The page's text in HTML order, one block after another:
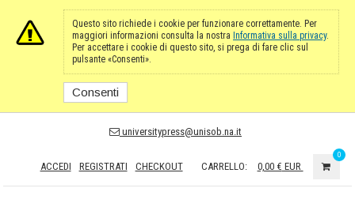
Questo sito richiede i cookie per funzionare correttamente. Per
maggiori informazioni consulta la nostra Informativa sulla privacy.
Per accettare i cookie di questo sito, si prega di fare clic sul
pulsante «Consenti».
Consenti
universitypress@unisob.na.it
ACCEDI REGISTRATI CHECKOUT CARRELLO: 0,00 € EUR
0